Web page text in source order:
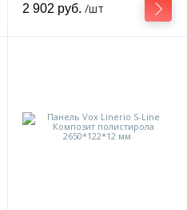
2 902 руб. /шт